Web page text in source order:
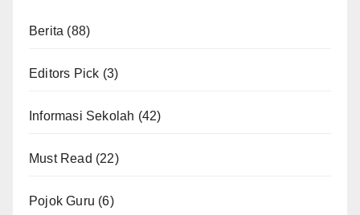
Berita (88)
Editors Pick (3)
Informasi Sekolah (42)
Must Read (22)
Pojok Guru (6)